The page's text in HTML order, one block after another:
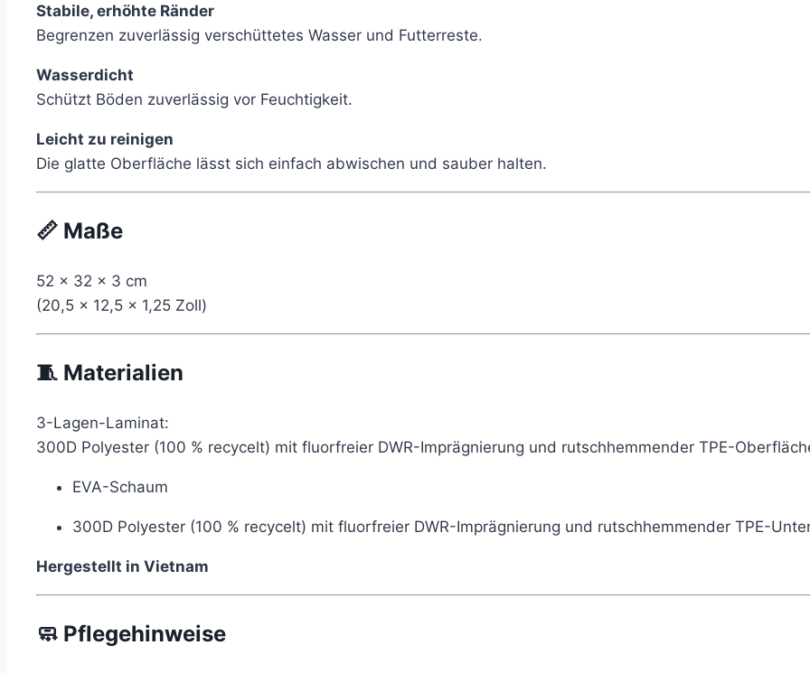
Stabile, erhöhte Ränder
Begrenzen zuverlässig verschüttetes Wasser und Futterreste.
Wasserdicht
Schützt Böden zuverlässig vor Feuchtigkeit.
Leicht zu reinigen
Die glatte Oberfläche lässt sich einfach abwischen und sauber halten.
📏 Maße
52 x 32 x 3 cm
(20,5 x 12,5 x 1,25 Zoll)
🧵 Materialien
3-Lagen-Laminat:
300D Polyester (100 % recycelt) mit fluorfreier DWR-Imprägnierung und rutschhemmender TPE-
EVA-Schaum
300D Polyester (100 % recycelt) mit fluorfreier DWR-Imprägnierung und rutschhemmender TPE-
Hergestellt in Vietnam
🧼 Pflegehinweise